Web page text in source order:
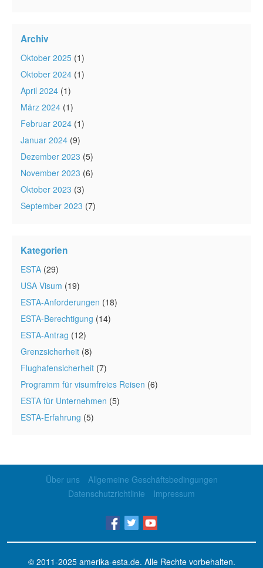
Archiv
Oktober 2025 (1)
Oktober 2024 (1)
April 2024 (1)
März 2024 (1)
Februar 2024 (1)
Januar 2024 (9)
Dezember 2023 (5)
November 2023 (6)
Oktober 2023 (3)
September 2023 (7)
Kategorien
ESTA (29)
USA Visum (19)
ESTA-Anforderungen (18)
ESTA-Berechtigung (14)
ESTA-Antrag (12)
Grenzsicherheit (8)
Flughafensicherheit (7)
Programm für visumfreies Reisen (6)
ESTA für Unternehmen (5)
ESTA-Erfahrung (5)
Über uns
Allgemeine Geschäftsbedingungen
Datenschutzrichtlinie
Impressum
© 2011-2025 amerika-esta.de. Alle Rechte vorbehalten.